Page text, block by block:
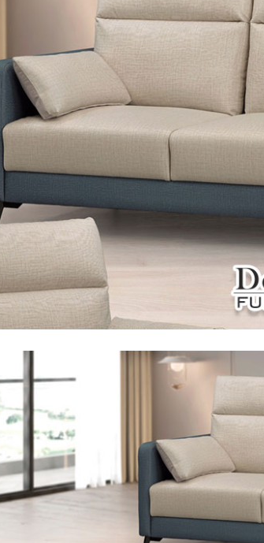
基隆
$ 9,000以上
$ 9,000以下
＊A108產品另收
苗栗
$ 9,000以上
＊A108產品另收
配送
到貨時間：指定
｜周（一）配
台北市、新北市地
送地區
彰化、南投、雲林、嘉義、台南、
會再與您通知，讓你不用整天在家等貨，以
由於百貨公司配送較為不易，故暫無法配
票寄送：
您選擇三聯式或索取兩聯式發票，發票將於商
達，如遇國定假日將順延寄送。
若收到不良品，請於到貨日起七日內通知
所有退回及換貨之商品必須是全新狀態且
品、附件、包裝、廠商紙及所有附隨文件
由於透過電腦螢幕選購商品，可能會因個
質感稍有不同，如因此而需退換貨，
需自
是否合適)。
訂購前請確認商品尺寸，大型物件因為人
為主。
非因本公司問題而需退換貨，請於收到貨7
狀態與完整包裝。鑑賞期間若發生非本司
台北市、新北市地區固定每周(三)、(日)兩
本公司部份商品無維修服務，超過7日鑑賞
為因素導致商品損壞、零件短缺，則維修
者同意將會進行維修)。
到貨7日內為鑑賞期(注意:鑑賞期非試用期)
退貨運費。
如欲放置營業場所及公開場合之商品則無享